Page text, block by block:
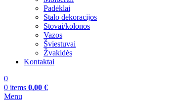
Padėklai
Stalo dekoracijos
Stovai/kolonos
Vazos
Šviestuvai
Žvakidės
Kontaktai
0
0 items 0,00 €
Menu